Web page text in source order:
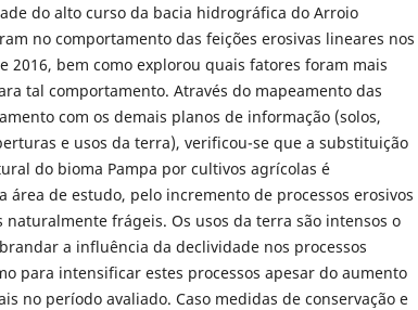
do alto curso da bacia hidrográfica do Arroio
no comportamento das feições erosivas lineares nos
2016, bem como explorou quais fatores foram mais
tal comportamento. Através do mapeamento das
com os demais planos de informação (solos,
e usos da terra), verificou-se que a substituição
do bioma Pampa por cultivos agrícolas é
área de estudo, pelo incremento de processos erosivos
naturalmente frágeis. Os usos da terra são intensos o
a influência da declividade nos processos
para intensificar estes processos apesar do aumento
no período avaliado. Caso medidas de conservação e